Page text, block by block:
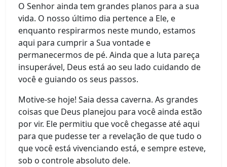
O Senhor ainda tem grandes planos para a sua
vida. O nosso último dia pertence a Ele, e
enquanto respirarmos neste mundo, estamos
aqui para cumprir a Sua vontade e
permanecermos de pé. Ainda que a luta pareça
insuperável, Deus está ao seu lado cuidando de
você e guiando os seus passos.
Motive-se hoje! Saia dessa caverna. As grandes
coisas que Deus planejou para você ainda estão
por vir. Ele permitiu que você chegasse até aqui
para que pudesse ter a revelação de que tudo o
que você está vivenciando está, e sempre esteve,
sob o controle absoluto dele.